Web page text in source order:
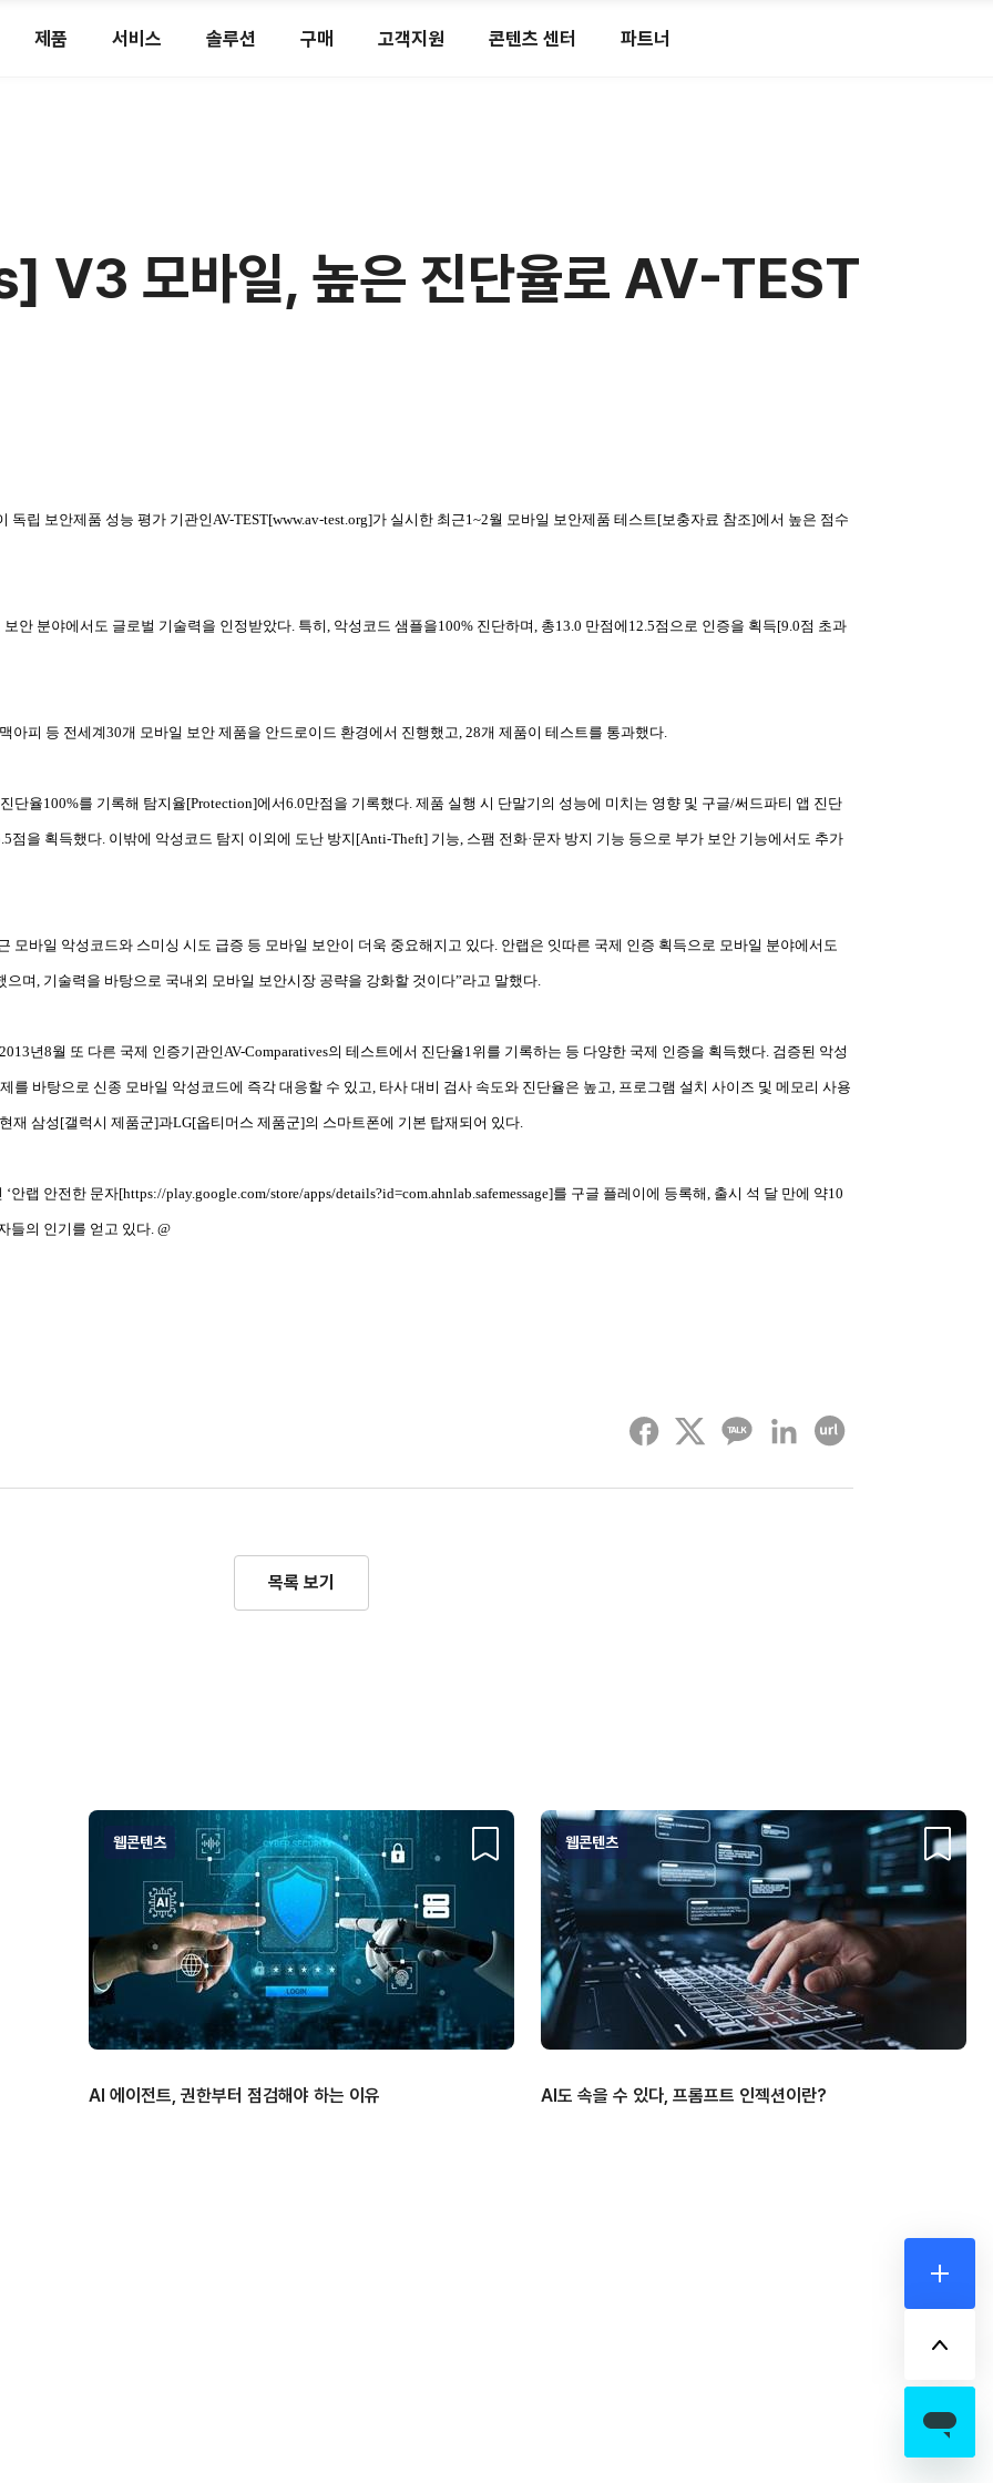
제품 서비스 솔루션 구매 고객지원 콘텐츠 센터 파트너
더보기
위로
모바일, 높은 진단율로 AV-TEST
독립 보안제품 성능 평가 기관인AV-TEST[www.av-test.org]가 실시한 최근1~2월 모바일 보안제품 테스트[보충자료 참조]에서 높은 점수
안 분야에서도 글로벌 기술력을 인정받았다. 특히, 악성코드 샘플을100% 진단하며, 총13.0 만점에12.5점으로 인증을 획득[9.0점 초과
아피 등 전세계30개 모바일 보안 제품을 안드로이드 환경에서 진행했고, 28개 제품이 테스트를 통과했다.
단율100%를 기록해 탐지율[Protection]에서6.0만점을 기록했다. 제품 실행 시 단말기의 성능에 미치는 영향 및 구글/써드파티 앱 진단
점을 획득했다. 이밖에 악성코드 탐지 이외에 도난 방지[Anti-Theft] 기능, 스팸 전화·문자 방지 기능 등으로 부가 보안 기능에서도 추가
모바일 악성코드와 스미싱 시도 급증 등 모바일 보안이 더욱 중요해지고 있다. 안랩은 잇따른 국제 인증 획득으로 모바일 분야에서도
며, 기술력을 바탕으로 국내외 모바일 보안시장 공략을 강화할 것이다”라고 말했다.
년8월 또 다른 국제 인증기관인AV-Comparatives의 테스트에서 진단율1위를 기록하는 등 다양한 국제 인증을 획득했다. 검증된 악성
를 바탕으로 신종 모바일 악성코드에 즉각 대응할 수 있고, 타사 대비 검사 속도와 진단율은 높고, 프로그램 설치 사이즈 및 메모리 사용
재 삼성[갤럭시 제품군]과LG[옵티머스 제품군]의 스마트폰에 기본 탑재되어 있다.
안랩 안전한 문자[https://play.google.com/store/apps/details?id=com.ahnlab.safemessage]를 구글 플레이에 등록해, 출시 석 달 만에 약10
들의 인기를 얻고 있다. @
페이스북 트위터 카카오톡 링크드인 URL 복사하기
목록 보기
웹콘텐츠
AI 에이전트, 권한부터 점검해야 하는 이유
웹콘텐츠
AI도 속을 수 있다, 프롬프트 인젝션이란?